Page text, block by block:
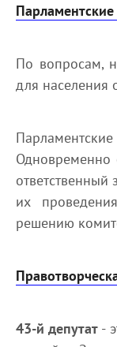
По вопросам,
для населения
Одновременно
их
решению
43-й депутат -